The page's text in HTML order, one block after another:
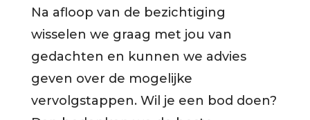
Na afloop van de bezichtiging
wisselen we graag met jou van
gedachten en kunnen we advies
geven over de mogelijke
vervolgstappen. Wil je een bod doen?